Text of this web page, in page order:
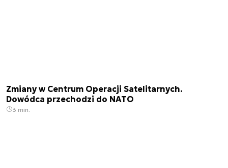
Zmiany w Centrum Operacji Satelitarnych.
Dowódca przechodzi do NATO
3 min.